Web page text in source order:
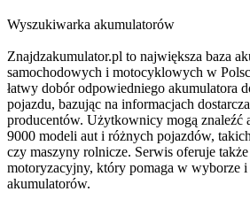
Wyszukiwarka akumulatorów
Znajdzakumulator.pl to największa baza
samochodowych i motocyklowych w
łatwy dobór odpowiedniego akumulatora
pojazdu, bazując na informacjach
producentów. Użytkownicy mogą znaleźć
9000 modeli aut i różnych pojazdów,
czy maszyny rolnicze. Serwis oferuje
motoryzacyjny, który pomaga w wyborze
akumulatorów.